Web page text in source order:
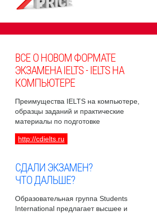
ВСЕ О НОВОМ ФОРМАТЕ
ЭКЗАМЕНА IELTS - IELTS НА
КОМПЬЮТЕРЕ
Преимущества IELTS на компьютере,
образцы заданий и практические
материалы по подготовке
http://cdielts.ru
СДАЛИ ЭКЗАМЕН?
ЧТО ДАЛЬШЕ?
Образовательная группа Students
International предлагает высшее и